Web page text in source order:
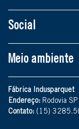
Social
Meio ambiente
Fábrica Indusparquet
Endereço: Rodovia
Contato: (15)